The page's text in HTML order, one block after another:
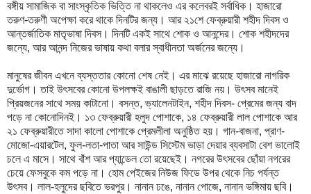
বঙ্গীয় সামাজিক বা সাংস্কৃতিক ভিত্তি না থাকলেও এর কলেবরই সর্বাধিক। হাজারো
তরুণ-তরুণী অপেক্ষা করে থাকে দিনটির জন্য। আর ২১শে ফেব্রুয়ারী শহীদ দিবস ও
আন্তর্জাতিক মাতৃভাষা দিবস। দিনটি একই সাথে শোক ও আনন্দের। শোক শহীদদের
জন্যে, আর আনন্দ নিজের ভাষায় কথা বলার স্বাধীনতা অর্জনের জন্যে।
মানুষের জীবন এখনে ব্যস্ততার কোনো শেষ নেই। এর মাঝে রয়েছে হাজারো নাগরিক
দুর্ভোগ। তাই উৎসবের কোনো উপলক্ষই বাঙালী ছাড়তে রাজি নয়। উৎসব মানেই
প্রিয়জনের সাথে সময় কাটানো। বসন্ত, ভ্যালেনটাইন, শহীদ দিবস- প্রেমের জন্য বাদ
পড়ে না কোনোদিনই। ১৩ ফেব্রুয়ারী হলুদ পোশাকে, ১৪ ফেব্রুয়ারী লাল পোশাকে আর
২১ ফেব্রুয়ারীতে সাদা কালো পোশাকে প্রেমলীলা অনুষ্ঠিত হয়। গান-বাজনা, প্রাণ-
মোজো-এয়ারটেল, ফুল-লতা-পাতা আর সাউন্ড সিস্টেম ভাড়া দেয়ার ব্যবসাটা বেশ ভালোই
চলে এ মাসে। সাথে বাঁশ আর প্যান্ডেল তো রয়েছেই। নগরের উৎসবের ছোঁয়া নগরের
চেয়ে ফেসবুকে কম পড়ে না। হোম পেইজের নিউজ ফিডে উপর থেকে নিচ পর্যন্ত
উৎসব। লাল-হলুদের ছবিতে ভরপুর। নানান ঢঙে, নানান পোজে, নানান ভঙ্গিমায় ছবি।